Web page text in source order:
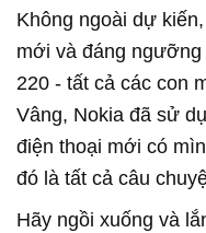
Không ngoài dự
mới và đáng
220 - tất cả các con
Vâng, Nokia đã sử
điện thoại mới có
đó là tất cả câu
Hãy ngồi xuống và